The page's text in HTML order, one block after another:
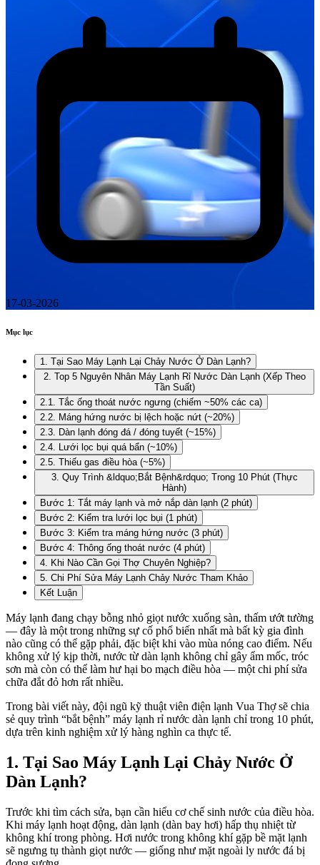
17-03-2026
Mục lục
1. Tại Sao Máy Lạnh Lại Chảy Nước Ở Dàn Lạnh?
2. Top 5 Nguyên Nhân Máy Lạnh Rỉ Nước Dàn Lạnh (Xếp Theo
Tần Suất)
2.1. Tắc ống thoát nước ngưng (chiếm ~50% các ca)
2.2. Máng hứng nước bị lệch hoặc nứt (~20%)
2.3. Dàn lạnh đóng đá / đóng tuyết (~15%)
2.4. Lưới lọc bụi quá bẩn (~10%)
2.5. Thiếu gas điều hòa (~5%)
3. Quy Trình &ldquo;Bắt Bệnh&rdquo; Trong 10 Phút (Thực
Hành)
Bước 1: Tắt máy lạnh và mở nắp dàn lạnh (2 phút)
Bước 2: Kiểm tra lưới lọc bụi (1 phút)
Bước 3: Kiểm tra máng hứng nước (3 phút)
Bước 4: Thông ống thoát nước (4 phút)
4. Khi Nào Cần Gọi Thợ Chuyên Nghiệp?
5. Chi Phí Sửa Máy Lạnh Chảy Nước Tham Khảo
Kết Luận
Máy lạnh đang chạy bỗng nhỏ giọt nước xuống sàn, thấm ướt tường
— đây là một trong những sự cố phổ biến nhất mà bất kỳ gia đình
nào cũng có thể gặp phải, đặc biệt khi vào mùa nóng cao điểm. Nếu
không xử lý kịp thời, nước từ dàn lạnh không chỉ gây ẩm mốc, tróc
sơn mà còn có thể làm hư hại bo mạch điều hòa — một chi phí sửa
chữa đắt đỏ hơn rất nhiều.
Trong bài viết này, đội ngũ kỹ thuật viên điện lạnh Vua Thợ sẽ chia
sẻ quy trình “bắt bệnh” máy lạnh rỉ nước dàn lạnh chỉ trong 10 phút,
dựa trên kinh nghiệm xử lý hàng nghìn ca thực tế.
1. Tại Sao Máy Lạnh Lại Chảy Nước Ở
Dàn Lạnh?
Trước khi tìm cách sửa, bạn cần hiểu cơ chế sinh nước của điều hòa.
Khi máy lạnh hoạt động, dàn lạnh (dàn bay hơi) hấp thụ nhiệt từ
không khí trong phòng. Hơi nước trong không khí gặp bề mặt lạnh
sẽ ngưng tụ thành giọt nước — giống như mặt ngoài ly nước đá bị